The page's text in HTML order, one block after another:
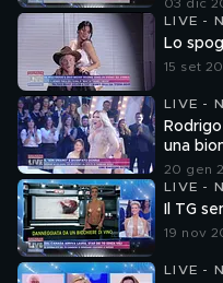
03 dic
LIVE -
Lo
15 set
LIVE -
una
20 gen
LIVE -
Il TG
19 nov
LIVE -